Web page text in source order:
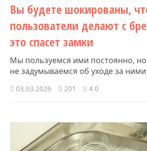
Вы будете шокированы,
пользователи делают с
это спасет замки
Мы пользуемся ими постоянно,
не задумываемся об уходе за ними
03.03.2026 201 4.0